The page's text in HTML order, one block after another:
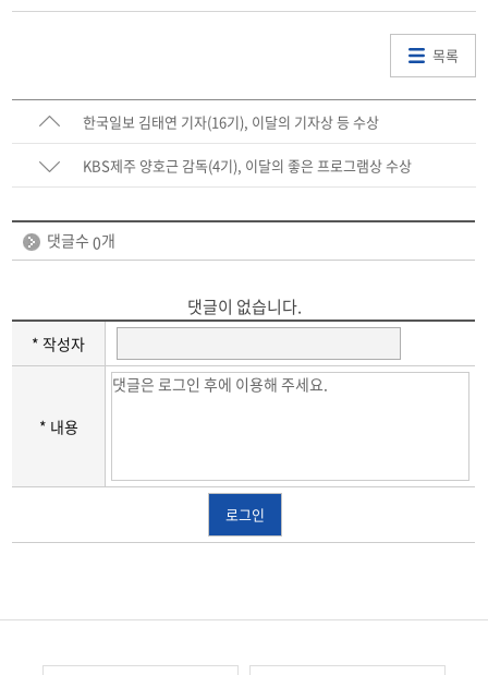
목록
한국일보 김태연 기자(16기), 이달의 기자상 등 수상
KBS제주 양호근 감독(4기), 이달의 좋은 프로그램상 수상
댓글수0개
댓글이 없습니다.
* 작성자
* 내용
로그인